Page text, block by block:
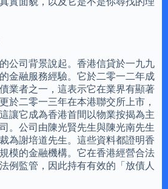
公司背景說起。香港信貸於一九九
金融服務經驗。它於二零一二年成
業者之一，這表示它在業界有顯著
於二零一三年在本港聯交所上市，
讓它成為香港首間以物業按揭為主
。公司由陳光賢先生與陳光南先生
為謝培道先生。這些資料都證明香
模的金融機構。它在香港經營合法
例監管，因此持有有效的「放債人